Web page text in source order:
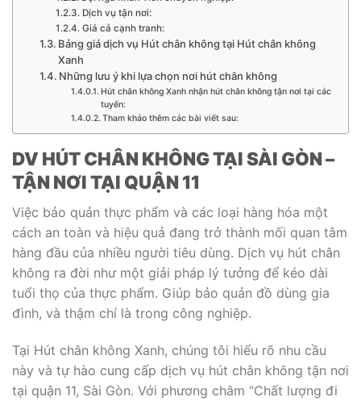
Dịch vụ tận nơi:
Giá cả cạnh tranh:
Bảng giá dịch vụ Hút chân không tại Hút chân không
Xanh
Những lưu ý khi lựa chọn nơi hút chân không
Hút chân không Xanh nhận hút chân không tận nơi tại các
tuyến:
Tham khảo thêm các bài viết sau:
DV HÚT CHÂN KHÔNG TẠI SÀI GÒN –
TẬN NƠI TẠI QUẬN 11
Việc bảo quản thực phẩm và các loại hàng hóa một
cách an toàn và hiệu quả đang trở thành mối quan tâm
hàng đầu của nhiều người tiêu dùng. Dịch vụ hút chân
không ra đời như một giải pháp lý tưởng để kéo dài
tuổi thọ của thực phẩm. Giúp bảo quản đồ dùng gia
đình, và thậm chí là trong công nghiệp.
Tại Hút chân không Xanh, chúng tôi hiểu rõ nhu cầu
này và tự hào cung cấp dịch vụ hút chân không tận nơi
tại quận 11, Sài Gòn. Với phương châm “Chất lượng đi